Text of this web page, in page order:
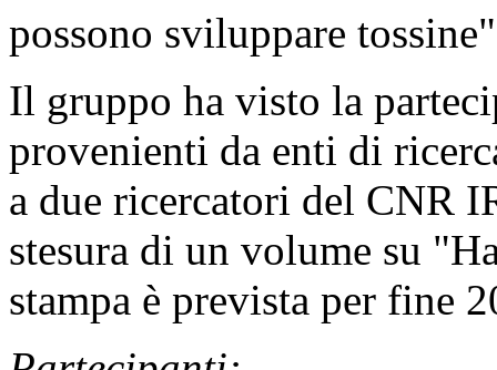
possono sviluppare tossine"
Il gruppo ha visto la
provenienti da enti di
a due ricercatori del CNR
stesura di un volume su
stampa è prevista per fine